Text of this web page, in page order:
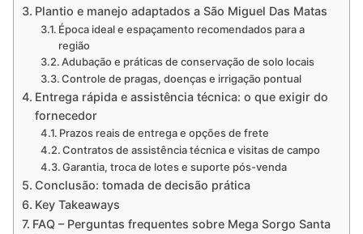
Plantio e manejo adaptados a São Miguel Das Matas
Época ideal e espaçamento recomendados para a
região
Adubação e práticas de conservação de solo locais
Controle de pragas, doenças e irrigação pontual
Entrega rápida e assistência técnica: o que exigir do
fornecedor
Prazos reais de entrega e opções de frete
Contratos de assistência técnica e visitas de campo
Garantia, troca de lotes e suporte pós-venda
Conclusão: tomada de decisão prática
Key Takeaways
FAQ – Perguntas frequentes sobre Mega Sorgo Santa